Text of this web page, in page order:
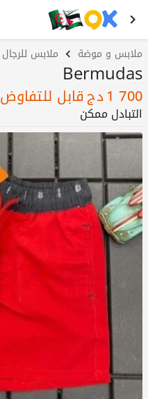
ملابس و موضة ملابس للرجال
Bermudas
1 700دجقابل للتفاوض
التبادل ممكن